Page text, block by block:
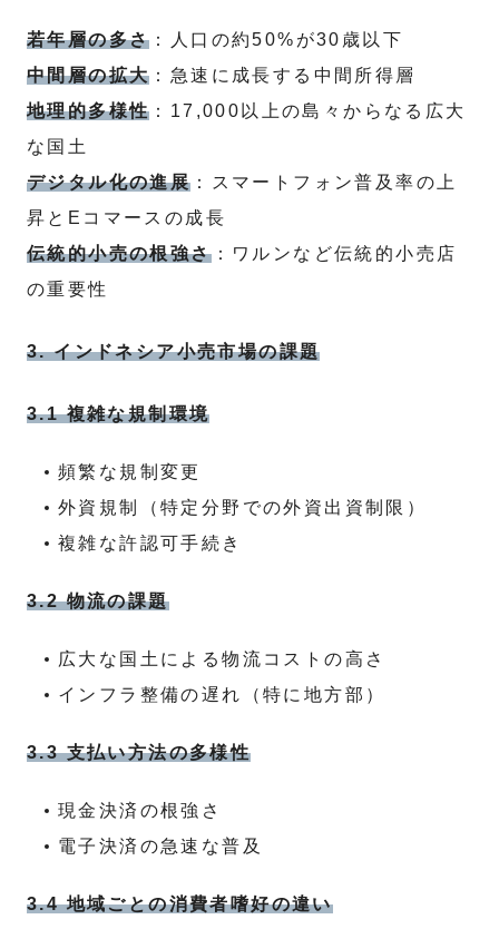
若年層の多さ ：人口の約50%が30歳以下
中間層の拡大 ：急速に成長する中間所得層
地理的多様性 ：17,000以上の島々からなる広大
な国土
デジタル化の進展 ：スマートフォン普及率の上
昇とEコマースの成長
伝統的小売の根強さ：ワルンなど伝統的小売店
の重要性
3. インドネシア小売市場の課題
3.1 複雑な規制環境
頻繁な規制変更
外資規制（特定分野での外資出資制限）
複雑な許認可手続き
3.2 物流の課題
広大な国土による物流コストの高さ
インフラ整備の遅れ（特に地方部）
3.3 支払い方法の多様性
現金決済の根強さ
電子決済の急速な普及
3.4 地域ごとの消費者嗜好の違い